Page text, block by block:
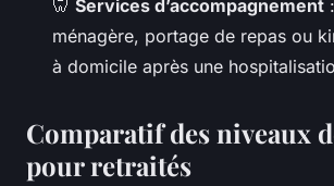
🦷 Services d’accompagnement
ménagère, portage de repas ou
à domicile après une
Comparatif des niveaux
pour retraités